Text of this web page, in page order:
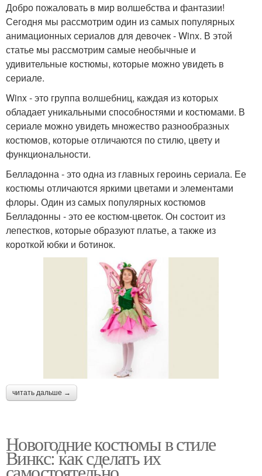
Добро пожаловать в мир волшебства и фантазии!
Сегодня мы рассмотрим один из самых популярных
анимационных сериалов для девочек - Winx. В этой
статье мы рассмотрим самые необычные и
удивительные костюмы, которые можно увидеть в
сериале.
Winx - это группа волшебниц, каждая из которых
обладает уникальными способностями и костюмами. В
сериале можно увидеть множество разнообразных
костюмов, которые отличаются по стилю, цвету и
функциональности.
Белладонна - это одна из главных героинь сериала. Ее
костюмы отличаются яркими цветами и элементами
флоры. Один из самых популярных костюмов
Белладонны - это ее костюм-цветок. Он состоит из
лепестков, которые образуют платье, а также из
короткой юбки и ботинок.
читать дальше →
Новогодние костюмы в стиле
Винкс: как сделать их